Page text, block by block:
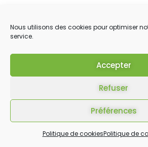
Nous utilisons des cookies pour optimiser
service.
Accepter
Refuser
Préférences
Politique de cookiesPolitique de